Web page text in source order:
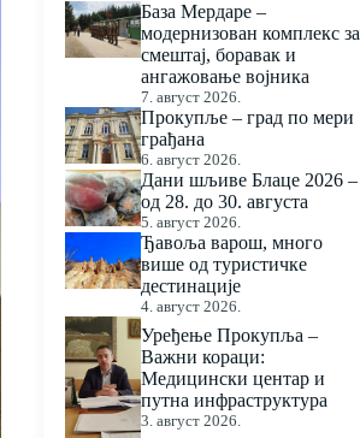
База Мердаре –
модернизован комплекс за
смештај, боравак и
ангажовање војника
7. август 2026.
Прокупље – град по мери
грађана
6. август 2026.
Дани шљиве Блаце 2026 –
од 28. до 30. августа
5. август 2026.
Ђавоља варош, много
више од туристичке
дестинације
4. август 2026.
Уређење Прокупља –
Важни кораци:
Медицински центар и
путна инфраструктура
3. август 2026.